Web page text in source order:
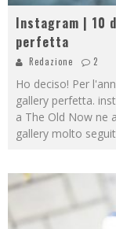
Instagram | 10
perfetta
Redazione 2
Ho deciso! Per
gallery perfetta.
a The Old Now ne
gallery molto